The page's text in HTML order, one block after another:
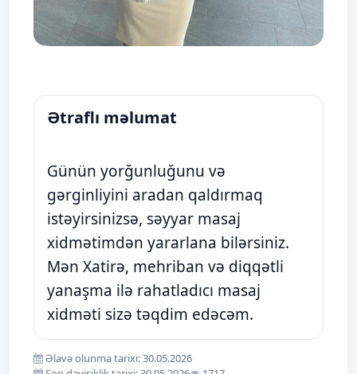
Ətraflı məlumat
Günün yorğunluğunu və
gərginliyini aradan qaldırmaq
istəyirsinizsə, səyyar masaj
xidmətimdən yararlana bilərsiniz.
Mən Xatirə, mehriban və diqqətli
yanaşma ilə rahatladıcı masaj
xidməti sizə təqdim edəcəm.
Əlavə olunma tarixi: 30.05.2026